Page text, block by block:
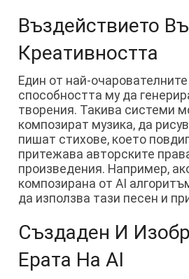
Въздействието
Креативността
Един от най-
способността му да
творения. Такива системи
композират музика, да
пишат стихове, което
притежава авторските
произведения. Например,
композирана от AI
да използва тази песен и
Създаден И
Ерата На AI